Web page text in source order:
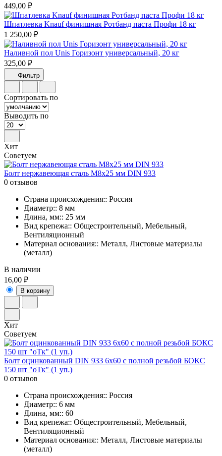
449,00 ₽
Шпатлевка Knauf финишная Ротбанд паста Профи 18 кг
1 250,00 ₽
Наливной пол Unis Горизонт универсальный, 20 кг
325,00 ₽
Фильтр
Сортировать по
Выводить по
Хит
Советуем
Болт нержавеющая сталь M8x25 мм DIN 933
0 отзывов
Страна происхождения:: Россия
Диаметр:: 8 мм
Длина, мм:: 25 мм
Вид крепежа:: Общестроительный, Мебельный,
Вентиляционный
Материал основания:: Металл, Листовые материалы
(металл)
В наличии
16,00 ₽
В корзину
Хит
Советуем
Болт оцинкованный DIN 933 6х60 с полной резьбой БОКС
150 шт "оТк" (1 уп.)
0 отзывов
Страна происхождения:: Россия
Диаметр:: 6 мм
Длина, мм:: 60
Вид крепежа:: Общестроительный, Мебельный,
Вентиляционный
Материал основания:: Металл, Листовые материалы
(металл)